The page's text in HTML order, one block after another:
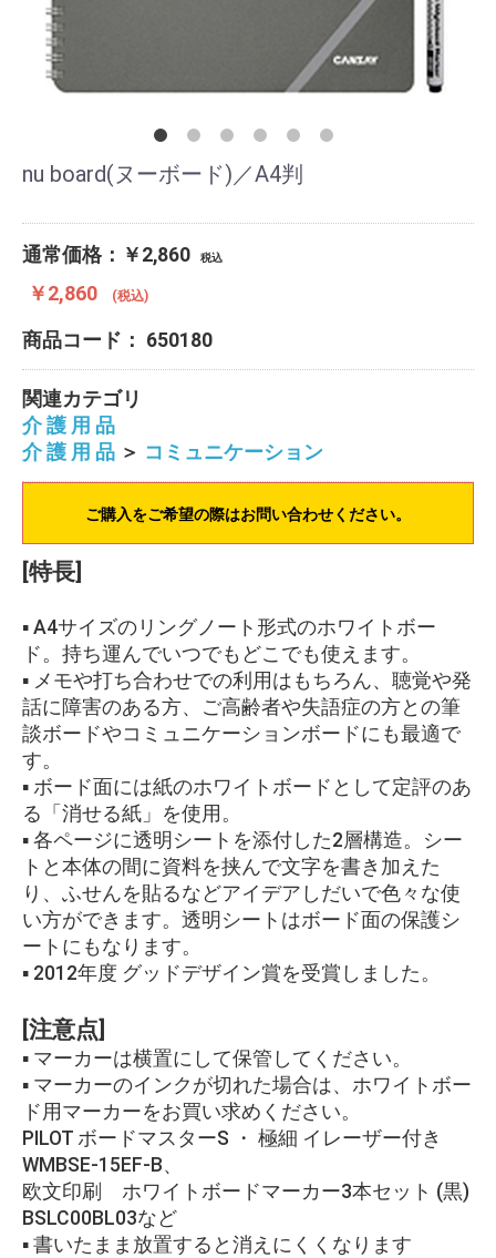
nu board(ヌーボード)／A4判
通常価格：￥2,860 税込
￥2,860 (税込)
商品コード： 650180
関連カテゴリ
介 護 用 品
介 護 用 品 ＞ コミュニケーション
ご購入をご希望の際はお問い合わせください。
[特長]
▪ A4サイズのリングノート形式のホワイトボー
ド。持ち運んでいつでもどこでも使えます。
▪ メモや打ち合わせでの利用はもちろん、聴覚や発
話に障害のある方、ご高齢者や失語症の方との筆
談ボードやコミュニケーションボードにも最適で
す。
▪ ボード面には紙のホワイトボードとして定評のあ
る「消せる紙」を使用。
▪ 各ページに透明シートを添付した2層構造。シー
トと本体の間に資料を挟んで文字を書き加えた
り、ふせんを貼るなどアイデアしだいで色々な使
い方ができます。透明シートはボード面の保護シ
ートにもなります。
▪ 2012年度 グッドデザイン賞を受賞しました。
[注意点]
▪ マーカーは横置にして保管してください。
▪ マーカーのインクが切れた場合は、ホワイトボー
ド用マーカーをお買い求めください。
PILOT ボードマスターS ・ 極細 イレーザー付き
WMBSE-15EF-B、
欧文印刷 ホワイトボードマーカー3本セット (黒)
BSLC00BL03など
▪ 書いたまま放置すると消えにくくなります